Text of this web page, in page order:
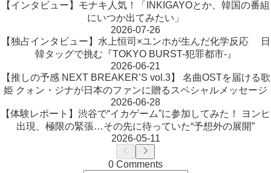
【インタビュー】モナキ人気！「INKIGAYOとか、韓国の番組
にいつか出てみたい」
2026-07-26
【独占インタビュー】水上恒司×ユンホが生んだ化学反応 日
韓タッグで挑む『TOKYO BURST-犯罪都市-』
2026-06-21
【推しの予感 NEXT BREAKER’S vol.3】 名曲OSTを届ける歌
姫 クォン・ジナが日本のファンに贈るスペシャルメッセージ
2026-06-28
【体験レポート】渋谷で“イカゲーム”に参加してみた！ ヨンヒ
出現、極限の緊張…その先に待っていた“予想外の展開”
2026-05-11
0 Comments